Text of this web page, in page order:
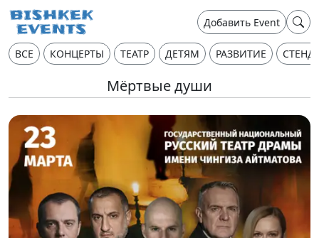
Добавить Event
ВСЕ КОНЦЕРТЫ ТЕАТР ДЕТЯМ РАЗВИТИЕ
Мёртвые души